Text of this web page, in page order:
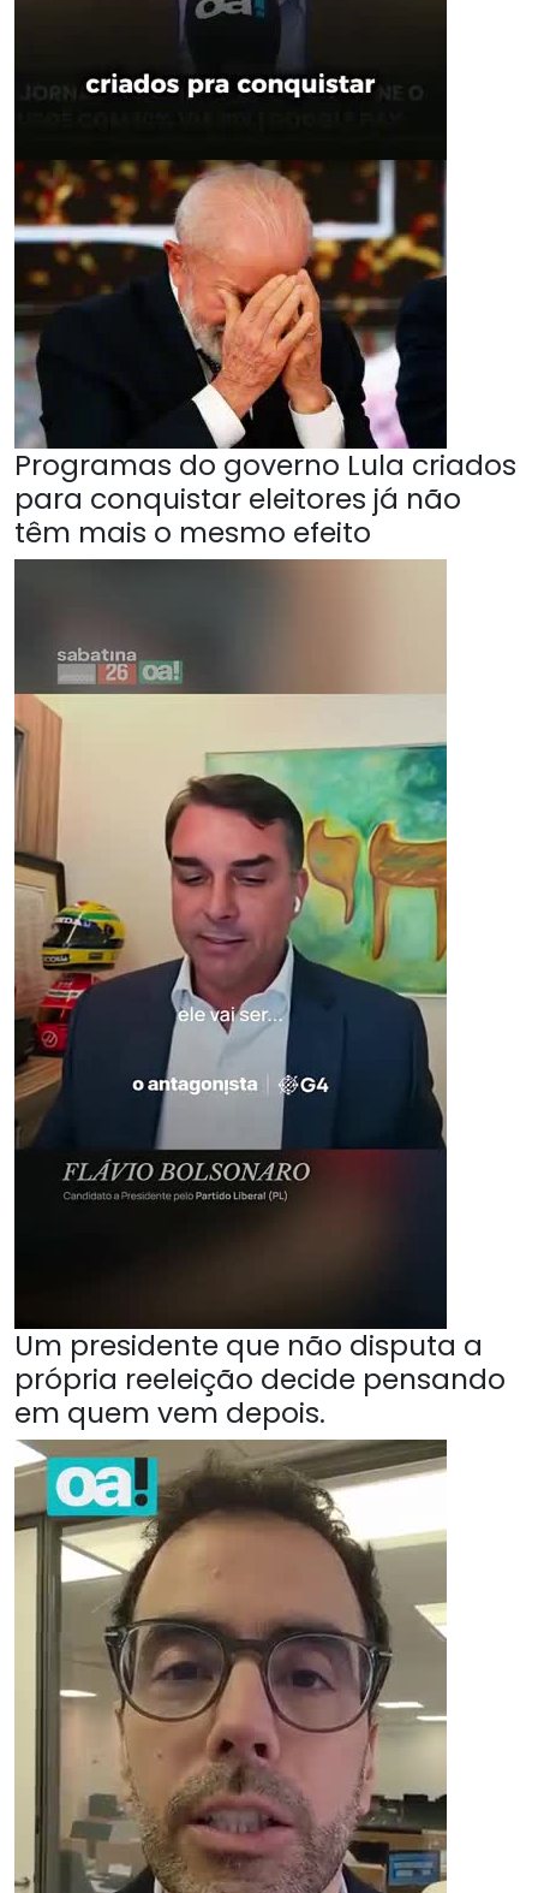
Programas do governo Lula criados
para conquistar eleitores já não
têm mais o mesmo efeito
Um presidente que não disputa a
própria reeleição decide pensando
em quem vem depois.